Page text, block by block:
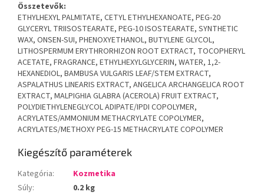
Összetevők:
ETHYLHEXYL PALMITATE, CETYL ETHYLHEXANOATE, PEG-20
GLYCERYL TRIISOSTEARATE, PEG-10 ISOSTEARATE, SYNTHETIC
WAX, ONSEN-SUI, PHENOXYETHANOL, BUTYLENE GLYCOL,
LITHOSPERMUM ERYTHRORHIZON ROOT EXTRACT, TOCOPHERYL
ACETATE, FRAGRANCE, ETHYLHEXYLGLYCERIN, WATER, 1,2-
HEXANEDIOL, BAMBUSA VULGARIS LEAF/STEM EXTRACT,
ASPALATHUS LINEARIS EXTRACT, ANGELICA ARCHANGELICA ROOT
EXTRACT, MALPIGHIA GLABRA (ACEROLA) FRUIT EXTRACT,
POLYDIETHYLENEGLYCOL ADIPATE/IPDI COPOLYMER,
ACRYLATES/AMMONIUM METHACRYLATE COPOLYMER,
ACRYLATES/METHOXY PEG-15 METHACRYLATE COPOLYMER
Kiegészítő paraméterek
Kategória:
Kozmetika
Súly:
0.2 kg